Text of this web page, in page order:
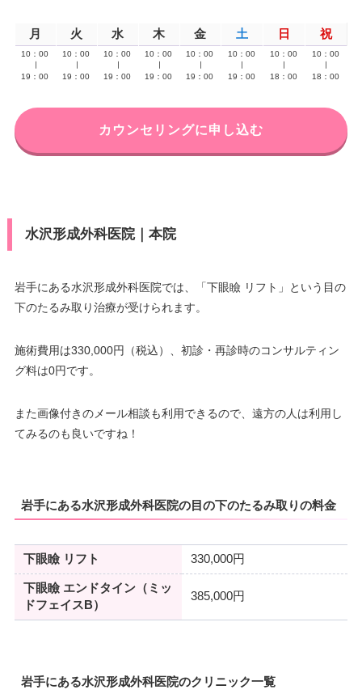
月 火 水 木 金 土 日 祝
10：00
19：00
10：00
19：00
10：00
19：00
10：00
19：00
10：00
19：00
10：00
19：00
10：00
18：00
10：00
18：00
カウンセリングに申し込む
水沢形成外科医院｜本院
岩手にある水沢形成外科医院では、「下眼瞼 リフト」という目の
下のたるみ取り治療が受けられます。
施術費用は330,000円（税込）、初診・再診時のコンサルティン
グ料は0円です。
また画像付きのメール相談も利用できるので、遠方の人は利用し
てみるのも良いですね！
岩手にある水沢形成外科医院の目の下のたるみ取りの料金
下眼瞼 リフト 330,000円
下眼瞼 エンドタイン（ミッ
ドフェイスB）
385,000円
岩手にある水沢形成外科医院のクリニック一覧